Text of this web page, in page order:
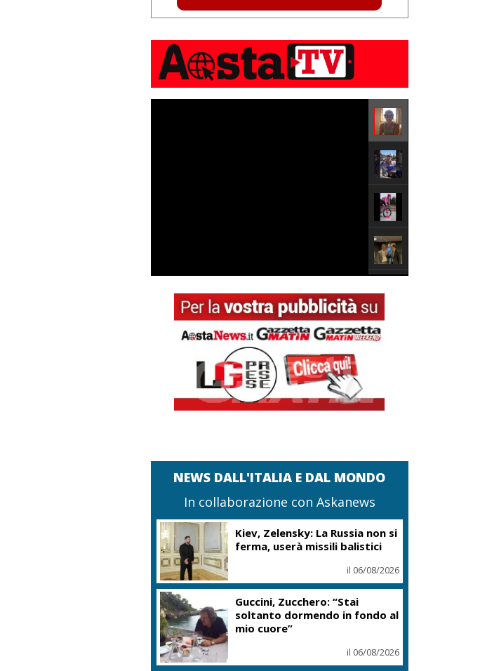
NEWS DALL'ITALIA E DAL MONDO
In collaborazione con Askanews
Kiev, Zelensky: La Russia non si
ferma, userà missili balistici
il 06/08/2026
Guccini, Zucchero: “Stai
soltanto dormendo in fondo al
mio cuore”
il 06/08/2026